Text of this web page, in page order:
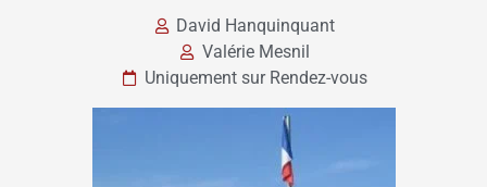
David Hanquinquant
Valérie Mesnil
Uniquement sur Rendez-vous